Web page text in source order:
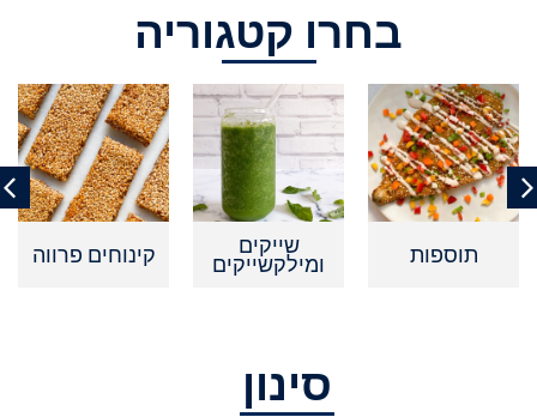
בחרו קטגוריה
תוספות שייקים
ומילקשייקים קינוחים פרווה
סינון